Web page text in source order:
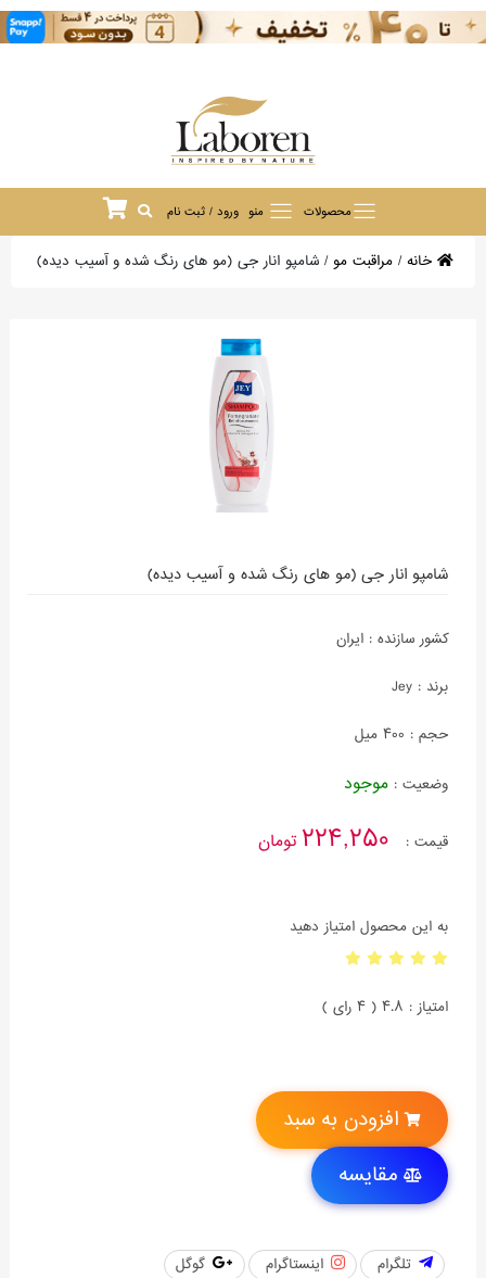
محصولات منو ورود / ثبت نام
خانه/ مراقبت مو / شامپو انار جی (مو های رنگ شده و آسیب دیده)
شامپو انار جی (مو های رنگ شده و آسیب دیده)
کشور سازنده : ایران
برند : Jey
حجم : 400 میل
وضعیت : موجود
قیمت : 224,250 تومان
به این محصول امتیاز دهید
امتیاز : 4.8 ( 4 رای )
افزودن به سبد
مقایسه
تلگرام اینستاگرام گوگل